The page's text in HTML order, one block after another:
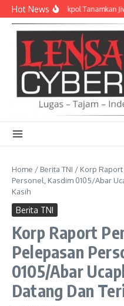
Lewati ke konten
Hot NewsTaruna Akpol Tanamkan
Home / Berita TNI / Korp
Personel, Kasdim 0105/Abar
Kasih
Berita TNI
Korp Raport
Pelepasan
0105/Abar
Datang Dan